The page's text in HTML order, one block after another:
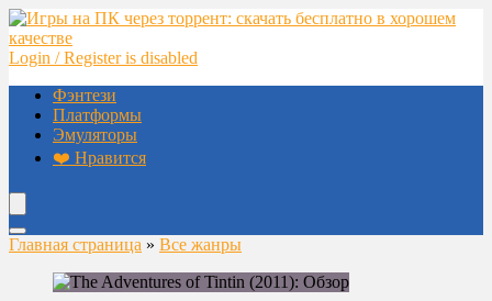
Login / Register is disabled
Фэнтези
Платформы
Эмуляторы
❤️ Нравится
Главная страница » Все жанры